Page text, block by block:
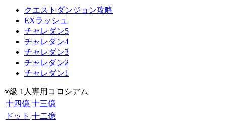
クエストダンジョン攻略
EXラッシュ
チャレダン5
チャレダン4
チャレダン3
チャレダン2
チャレダン1
∞級 1人専用コロシアム
十四億 十三億
ドット 十二億